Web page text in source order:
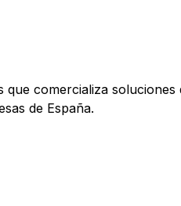
comercializa
de España.